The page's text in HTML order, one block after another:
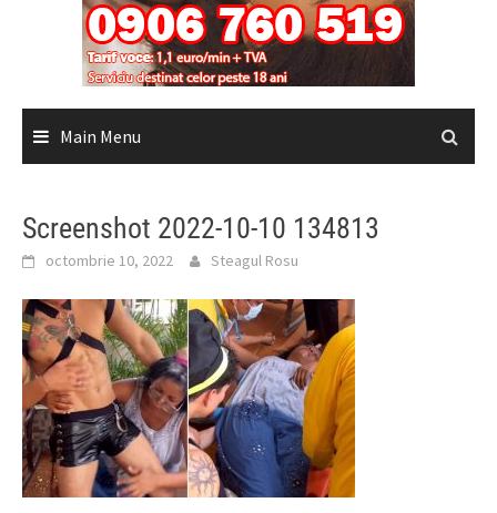
Main Menu
Screenshot 2022-10-10 134813
octombrie 10, 2022 Steagul Rosu